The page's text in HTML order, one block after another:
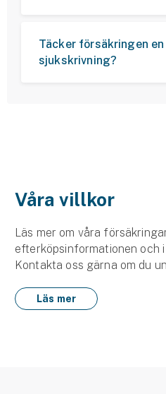
Täcker försäkringen
sjukskrivning?
Våra villkor
Läs mer om våra
efterköpsinformationen och
Kontakta oss gärna om du
Läs mer